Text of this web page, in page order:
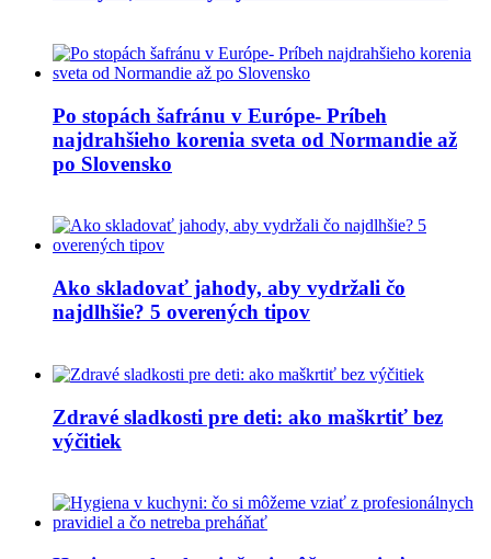
Po stopách šafránu v Európe- Príbeh
najdrahšieho korenia sveta od Normandie až
po Slovensko
Ako skladovať jahody, aby vydržali čo
najdlhšie? 5 overených tipov
Zdravé sladkosti pre deti: ako maškrtiť bez
výčitiek